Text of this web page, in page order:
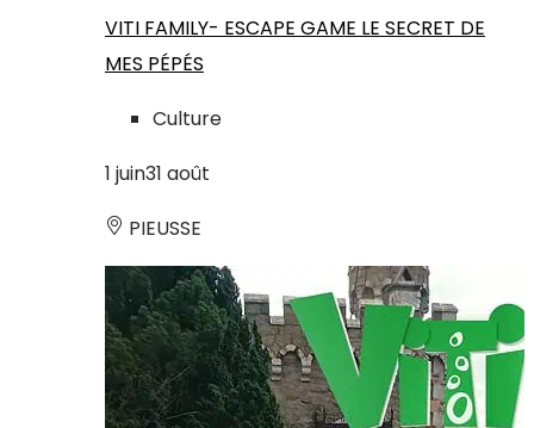
VITI FAMILY- ESCAPE GAME LE SECRET DE
MES PÉPÉS
Culture
1 juin31 août
PIEUSSE